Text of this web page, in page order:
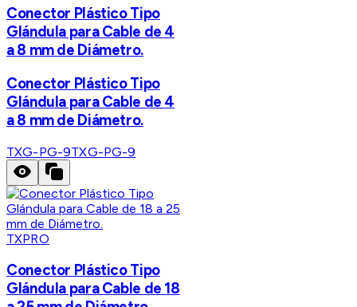
Conector Plástico Tipo
Glándula para Cable de 4
a 8 mm de Diámetro.
Conector Plástico Tipo
Glándula para Cable de 4
a 8 mm de Diámetro.
TXG-PG-9TXG-PG-9
TXPRO
Conector Plástico Tipo
Glándula para Cable de 18